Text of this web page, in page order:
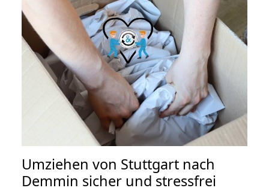
Umziehen von Stuttgart nach
Demmin sicher und stressfrei